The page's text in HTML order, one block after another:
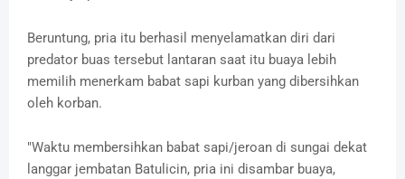
Beruntung, pria itu berhasil menyelamatkan diri dari
predator buas tersebut lantaran saat itu buaya lebih
memilih menerkam babat sapi kurban yang dibersihkan
oleh korban.
"Waktu membersihkan babat sapi/jeroan di sungai dekat
langgar jembatan Batulicin, pria ini disambar buaya,